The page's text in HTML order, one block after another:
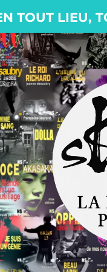
TOUT LIEU,